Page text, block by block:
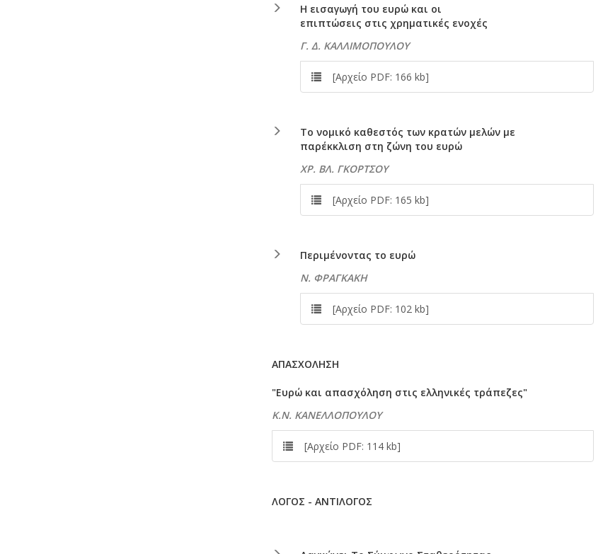
Η εισαγωγή του ευρώ και οι
επιπτώσεις στις χρηματικές ενοχές
Γ. Δ. ΚΑΛΛΙΜΟΠΟΥΛΟΥ
[Αρχείο PDF: 166 kb]
Το νομικό καθεστός των κρατών μελών με
παρέκκλιση στη ζώνη του ευρώ
ΧΡ. ΒΛ. ΓΚΟΡΤΣΟΥ
[Αρχείο PDF: 165 kb]
Περιμένοντας το ευρώ
Ν. ΦΡΑΓΚΑΚΗ
[Αρχείο PDF: 102 kb]
ΑΠΑΣΧΟΛΗΣΗ
"Ευρώ και απασχόληση στις ελληνικές τράπεζες"
Κ.Ν. ΚΑΝΕΛΛΟΠΟΥΛΟΥ
[Αρχείο PDF: 114 kb]
ΛΟΓΟΣ - ΑΝΤΙΛΟΓΟΣ